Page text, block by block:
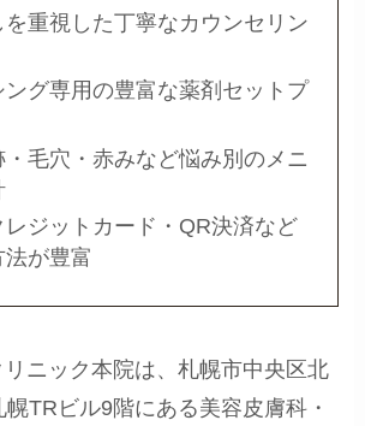
を重視した丁寧なカウンセリン
ング専用の豊富な薬剤セットプ
・毛穴・赤みなど悩み別のメニ
レジットカード・QR決済など
が豊富
ニック本院は、札幌市中央区北
TRビル9階にある美容皮膚科・